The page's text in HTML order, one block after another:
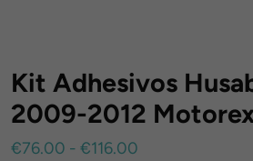
Kit Adhesivos
2009-2012
€76.00 - €116.00